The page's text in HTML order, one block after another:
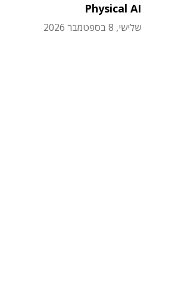
Physical AI
שלישי, 8 בספטמבר 2026